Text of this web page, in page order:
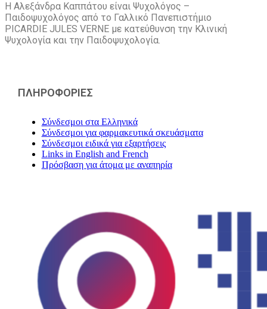
Η Αλεξάνδρα Καππάτου είναι Ψυχολόγος –
Παιδοψυχολόγος από το Γαλλικό Πανεπιστήμιο
PICARDIE JULES VERNE με κατεύθυνση την Kλινική
Ψυχολογία και την Παιδοψυχολογία.
ΠΛΗΡΟΦΟΡΙΕΣ
Σύνδεσμοι στα Ελληνικά
Σύνδεσμοι για φαρμακευτικά σκευάσματα
Σύνδεσμοι ειδικά για εξαρτήσεις
Links in English and French
Πρόσβαση για άτομα με αναπηρία